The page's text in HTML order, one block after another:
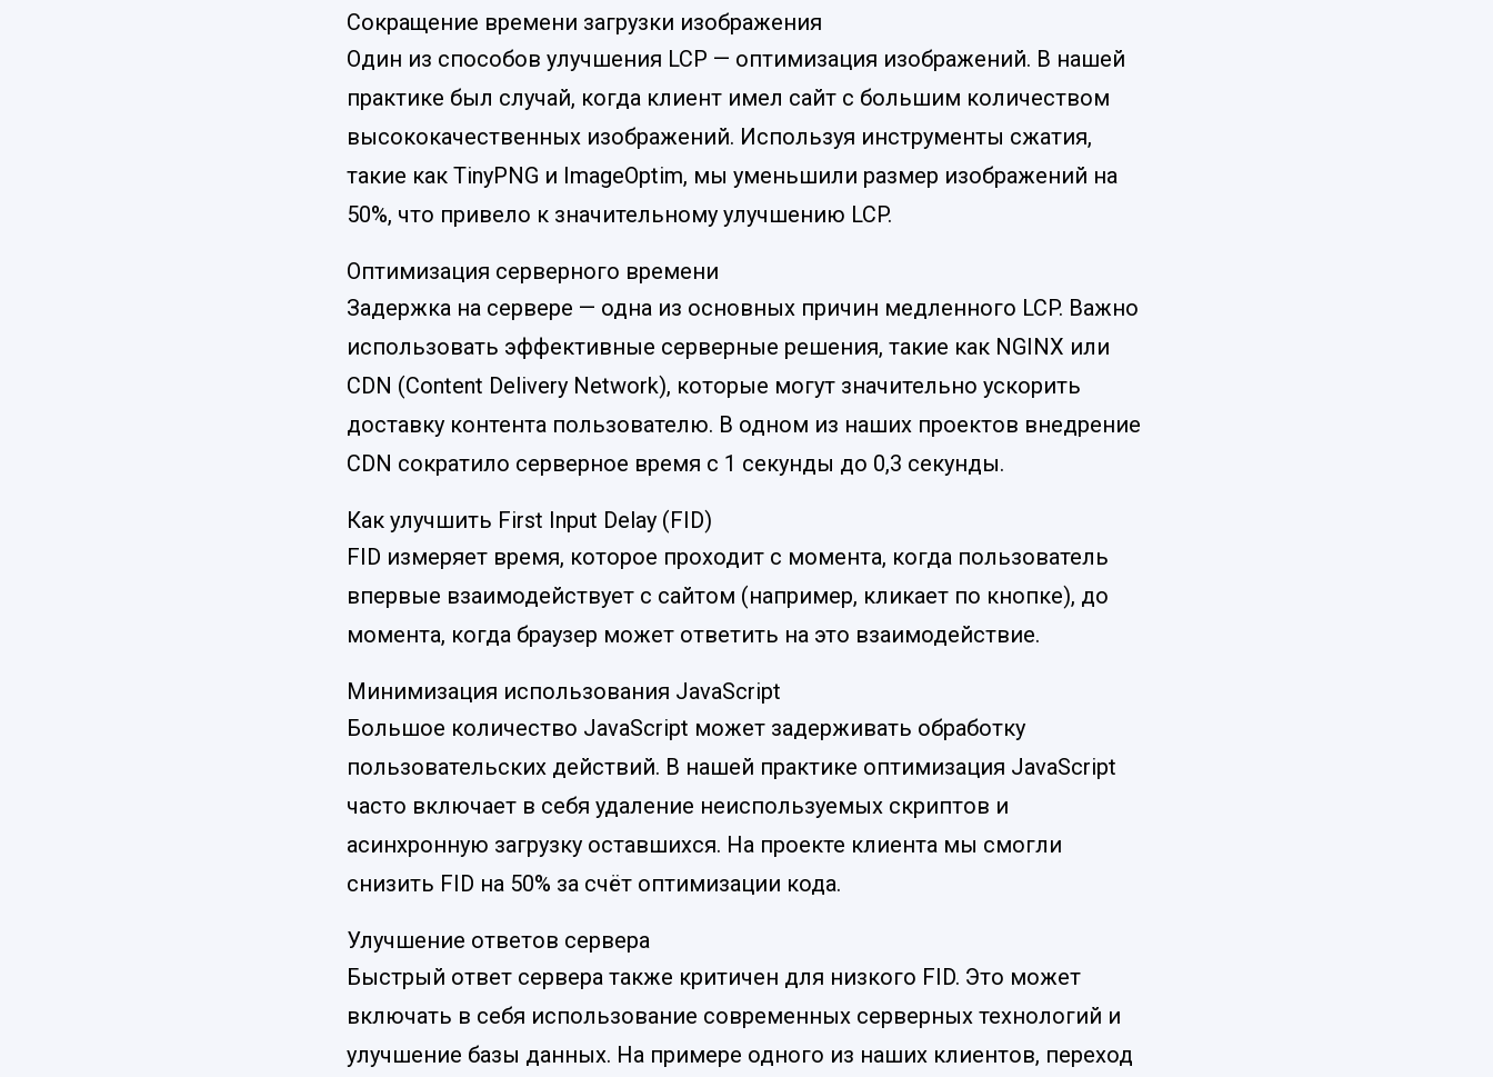
Сокращение времени загрузки изображения
Один из способов улучшения LCP — оптимизация изображений. В нашей
практике был случай, когда клиент имел сайт с большим количеством
высококачественных изображений. Используя инструменты сжатия,
такие как TinyPNG и ImageOptim, мы уменьшили размер изображений на
50%, что привело к значительному улучшению LCP.
Оптимизация серверного времени
Задержка на сервере — одна из основных причин медленного LCP. Важно
использовать эффективные серверные решения, такие как NGINX или
CDN (Content Delivery Network), которые могут значительно ускорить
доставку контента пользователю. В одном из наших проектов внедрение
CDN сократило серверное время с 1 секунды до 0,3 секунды.
Как улучшить First Input Delay (FID)
FID измеряет время, которое проходит с момента, когда пользователь
впервые взаимодействует с сайтом (например, кликает по кнопке), до
момента, когда браузер может ответить на это взаимодействие.
Минимизация использования JavaScript
Большое количество JavaScript может задерживать обработку
пользовательских действий. В нашей практике оптимизация JavaScript
часто включает в себя удаление неиспользуемых скриптов и
асинхронную загрузку оставшихся. На проекте клиента мы смогли
снизить FID на 50% за счёт оптимизации кода.
Улучшение ответов сервера
Быстрый ответ сервера также критичен для низкого FID. Это может
включать в себя использование современных серверных технологий и
улучшение базы данных. На примере одного из наших клиентов, переход